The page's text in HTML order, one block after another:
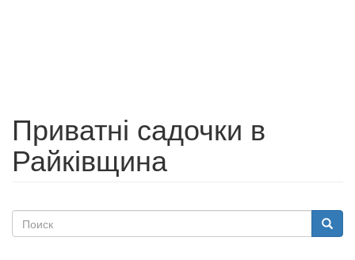
Приватні садочки в
Райківщина
Поиск Поиск